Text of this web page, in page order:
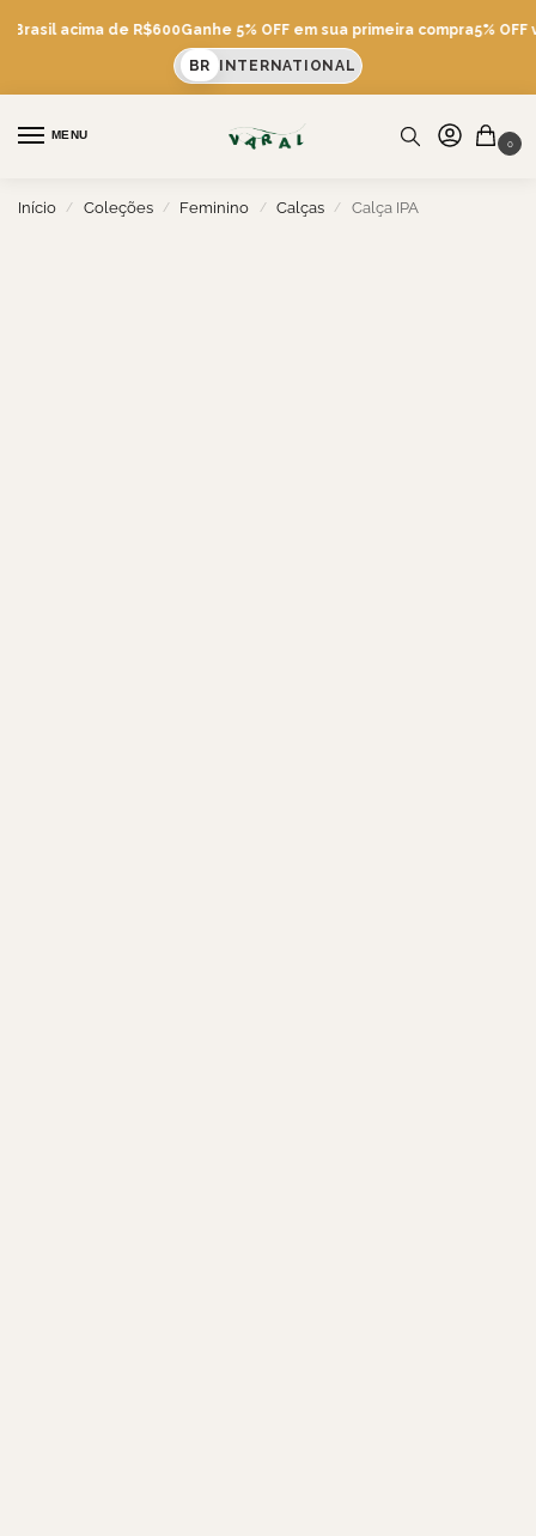
acima de R$600Ganhe 5% OFF em sua primeira compra5% OFF
BR INTERNATIONAL
MENU
0
Início / Coleções / Feminino / Calças / Calça IPA